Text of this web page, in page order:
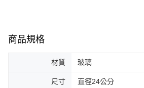
商品規格
材質 玻璃
尺寸 直徑24公分